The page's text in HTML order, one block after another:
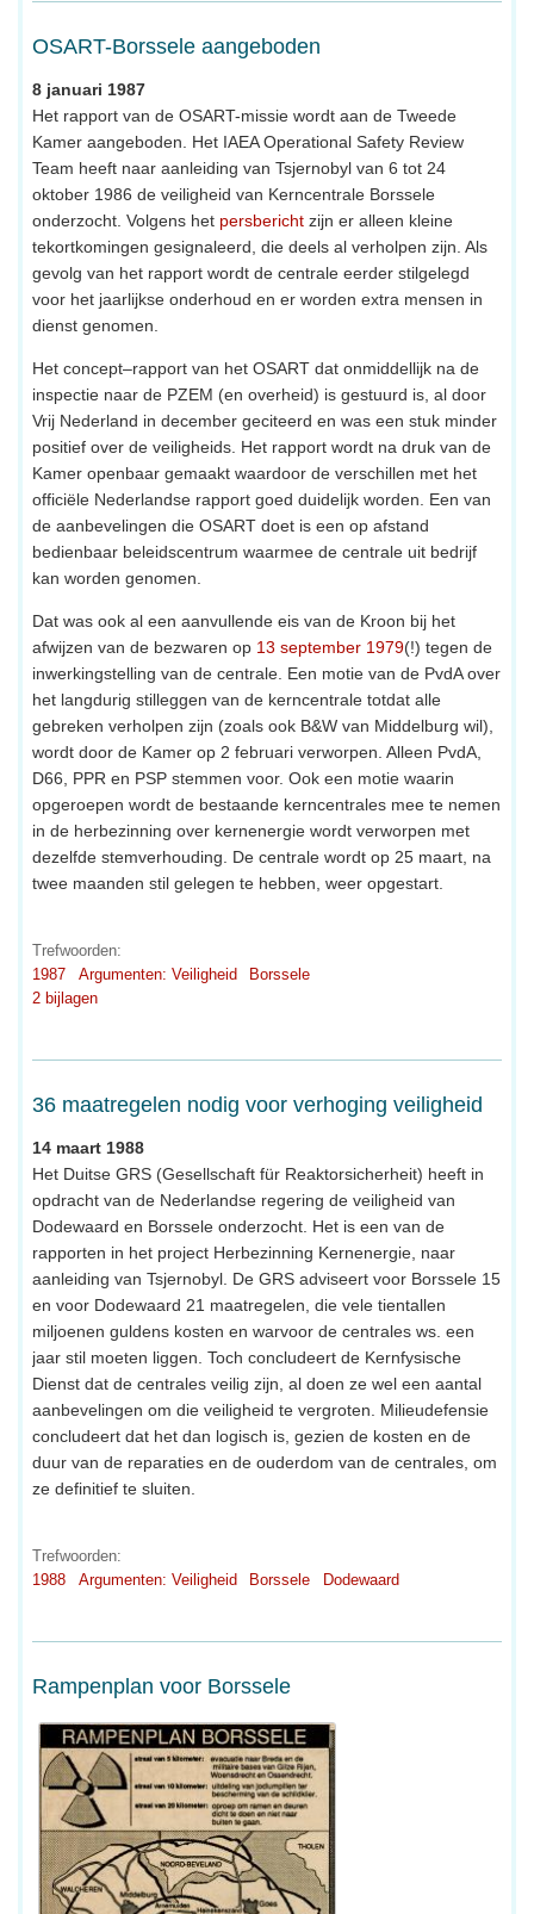
OSART-Borssele aangeboden
8 januari 1987
Het rapport van de OSART-missie wordt aan de Tweede
Kamer aangeboden. Het IAEA Operational Safety Review
Team heeft naar aanleiding van Tsjernobyl van 6 tot 24
oktober 1986 de veiligheid van Kerncentrale Borssele
onderzocht. Volgens het persbericht zijn er alleen kleine
tekortkomingen gesignaleerd, die deels al verholpen zijn. Als
gevolg van het rapport wordt de centrale eerder stilgelegd
voor het jaarlijkse onderhoud en er worden extra mensen in
dienst genomen.
Het concept–rapport van het OSART dat onmiddellijk na de
inspectie naar de PZEM (en overheid) is gestuurd is, al door
Vrij Nederland in december geciteerd en was een stuk minder
positief over de veiligheids. Het rapport wordt na druk van de
Kamer openbaar gemaakt waardoor de verschillen met het
officiële Nederlandse rapport goed duidelijk worden. Een van
de aanbevelingen die OSART doet is een op afstand
bedienbaar beleidscentrum waarmee de centrale uit bedrijf
kan worden genomen.
Dat was ook al een aanvullende eis van de Kroon bij het
afwijzen van de bezwaren op 13 september 1979(!) tegen de
inwerkingstelling van de centrale. Een motie van de PvdA over
het langdurig stilleggen van de kerncentrale totdat alle
gebreken verholpen zijn (zoals ook B&W van Middelburg wil),
wordt door de Kamer op 2 februari verworpen. Alleen PvdA,
D66, PPR en PSP stemmen voor. Ook een motie waarin
opgeroepen wordt de bestaande kerncentrales mee te nemen
in de herbezinning over kernenergie wordt verworpen met
dezelfde stemverhouding. De centrale wordt op 25 maart, na
twee maanden stil gelegen te hebben, weer opgestart.
Trefwoorden:
1987
Argumenten: Veiligheid
Borssele
2 bijlagen
36 maatregelen nodig voor verhoging veiligheid
14 maart 1988
Het Duitse GRS (Gesellschaft für Reaktorsicherheit) heeft in
opdracht van de Nederlandse regering de veiligheid van
Dodewaard en Borssele onderzocht. Het is een van de
rapporten in het project Herbezinning Kernenergie, naar
aanleiding van Tsjernobyl. De GRS adviseert voor Borssele 15
en voor Dodewaard 21 maatregelen, die vele tientallen
miljoenen guldens kosten en warvoor de centrales ws. een
jaar stil moeten liggen. Toch concludeert de Kernfysische
Dienst dat de centrales veilig zijn, al doen ze wel een aantal
aanbevelingen om die veiligheid te vergroten. Milieudefensie
concludeert dat het dan logisch is, gezien de kosten en de
duur van de reparaties en de ouderdom van de centrales, om
ze definitief te sluiten.
Trefwoorden:
1988
Argumenten: Veiligheid Borssele Dodewaard
Rampenplan voor Borssele